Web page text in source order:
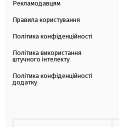
Рекламодавцям
Правила користування
Політика конфіденційності
Політика використання
штучного інтелекту
Політика конфіденційності
додатку